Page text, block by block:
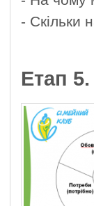
-
Етап